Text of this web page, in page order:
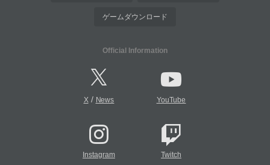
ゲームダウンロード
Official Information
X/ News YouTube
Instagram Twitch